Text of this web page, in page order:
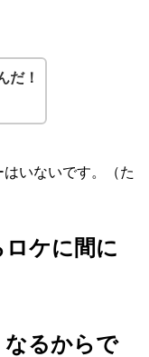
だ！
いないです。（た
ケに間に
るからで